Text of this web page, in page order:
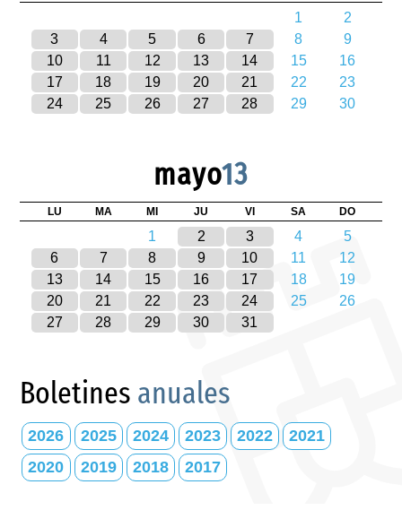
1
2
3
4 5 6 7 8
9
10
11 12 13 14 15
16
17
18 19 20 21 22
23
24
25 26 27 28 29 30
mayo13
LU MA MI JU VI SA DO
1 2 3 4
5
6
7 8 9 10 11
12
13
14 15 16 17 18
19
20
21 22 23 24 25
26
27
28 29 30 31
Boletines anuales
2026 2025 2024 2023 2022
2021
2020
2019 2018 2017